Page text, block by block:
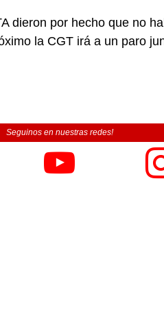
dieron por hecho que no
la CGT irá a un paro
Seguinos en nuestras redes!